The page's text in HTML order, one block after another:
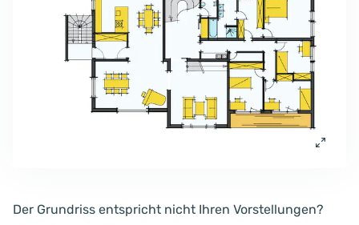
Der Grundriss entspricht nicht Ihren Vorstellungen?